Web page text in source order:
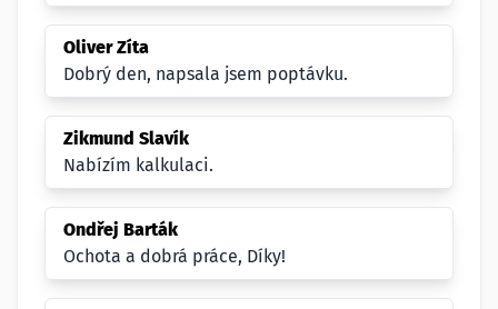
Oliver Zíta
Dobrý den, napsala jsem poptávku.
Zikmund Slavík
Nabízím kalkulaci.
Ondřej Barták
Ochota a dobrá práce, Díky!